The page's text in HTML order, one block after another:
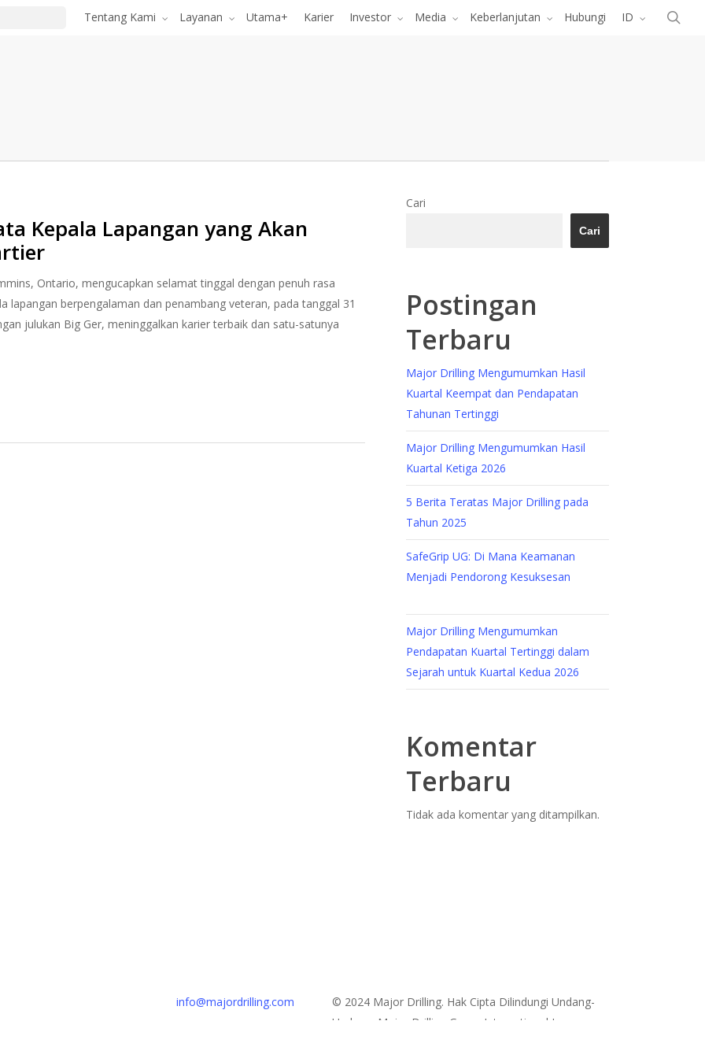
Tentang Kami Layanan Utama+ Karier Investor Media Keberlanjutan Hubungi ID
Kepala Lapangan yang Akan
Ontario, mengucapkan selamat tinggal dengan penuh rasa
lapangan berpengalaman dan penambang veteran, pada tanggal 31
julukan Big Ger, meninggalkan karier terbaik dan satu-satunya
Cari
Cari
Postingan
Terbaru
Major Drilling Mengumumkan Hasil
Kuartal Keempat dan Pendapatan
Tahunan Tertinggi
Major Drilling Mengumumkan Hasil
Kuartal Ketiga 2026
5 Berita Teratas Major Drilling pada
Tahun 2025
SafeGrip UG: Di Mana Keamanan
Menjadi Pendorong Kesuksesan
Major Drilling Mengumumkan
Pendapatan Kuartal Tertinggi dalam
Sejarah untuk Kuartal Kedua 2026
Komentar
Terbaru
Tidak ada komentar yang ditampilkan.
info@majordrilling.com
© 2024 Major Drilling. Hak Cipta Dilindungi Undang-
Undang, Major Drilling Group International Inc.
Menu